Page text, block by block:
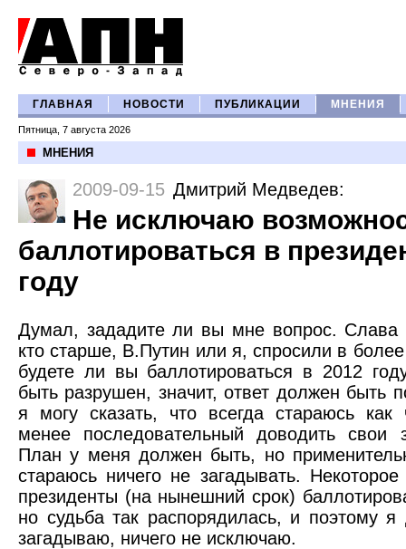
ГЛАВНАЯ НОВОСТИ ПУБЛИКАЦИИ МНЕНИЯ
Пятница, 7 августа 2026
МНЕНИЯ
2009-09-15 Дмитрий Медведев:
Не исключаю
баллотироваться в
году
Думал, зададите ли вы мне вопрос. Слава
кто старше, В.Путин или я, спросили в
будете ли вы баллотироваться в 2012
быть разрушен, значит, ответ должен быть
я могу сказать, что всегда стараюсь
менее последовательный доводить
План у меня должен быть, но
стараюсь ничего не загадывать.
президенты (на нынешний срок)
но судьба так распорядилась, и поэтому
загадываю, ничего не исключаю.